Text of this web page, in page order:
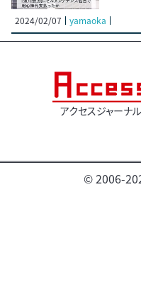
2024/02/07 yamaoka
アクセスジャー
© 2006-